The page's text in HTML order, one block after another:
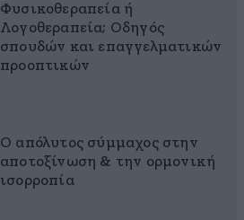
Φυσικοθεραπεία ή
Λογοθεραπεία; Οδηγός
σπουδών και επαγγελματικών
προοπτικών
Ο απόλυτος σύμμαχος στην
αποτοξίνωση & την ορμονική
ισορροπία